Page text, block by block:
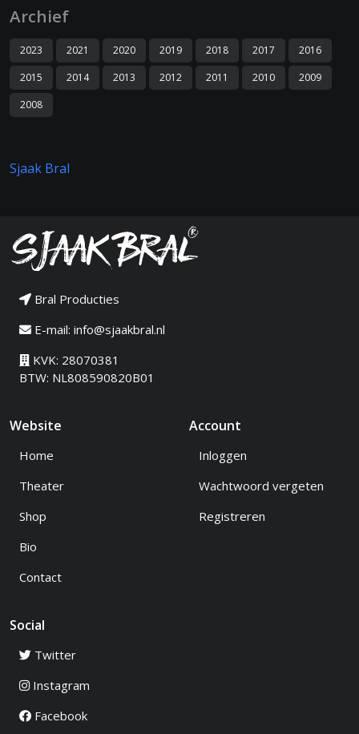
Archief
2023 2021 2020 2019 2018 2017
2016
2015
2014 2013 2012 2011 2010
2009
2008
Sjaak Bral
Bral Producties
E-mail: info@sjaakbral.nl
KVK: 28070381
BTW: NL808590820B01
Website
Home
Theater
Shop
Bio
Contact
Account
Inloggen
Wachtwoord vergeten
Registreren
Social
Twitter
Instagram
Facebook